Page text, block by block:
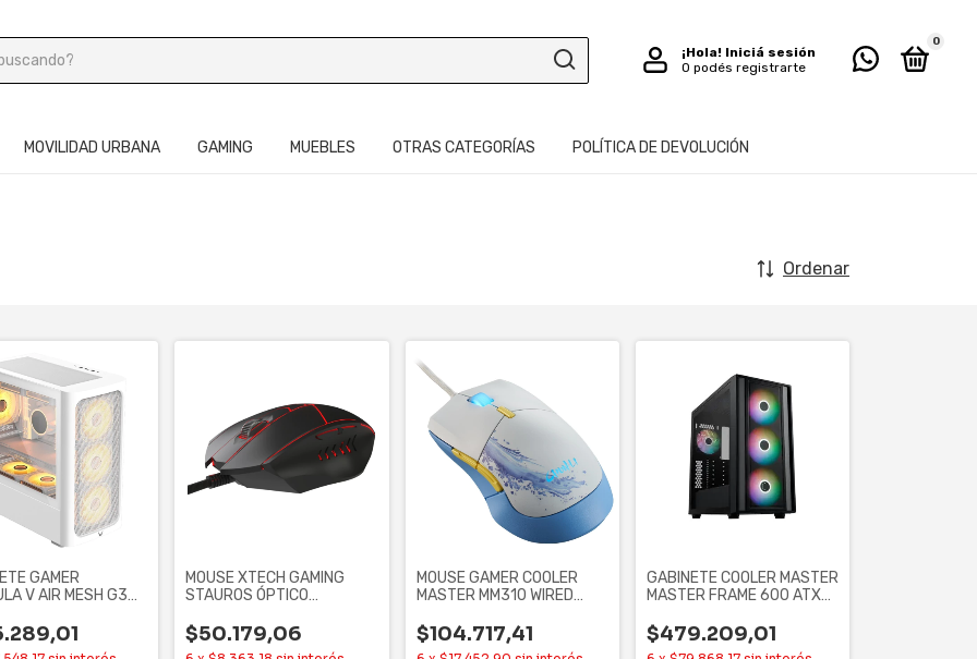
¡Hola! Iniciá sesión
O podés registrarte
0
MOVILIDAD URBANA GAMING MUEBLES OTRAS CATEGORÍAS POLÍTICA DE DEVOLUCIÓN
Ordenar
GAMER
V AIR MESH G3
MOUSE XTECH GAMING
STAUROS ÓPTICO
7200
$50.179,06
MOUSE GAMER COOLER
MASTER MM310 WIRED
$104.717,41
GABINETE COOLER MASTER
MASTER FRAME 600 ATX
$479.209,01